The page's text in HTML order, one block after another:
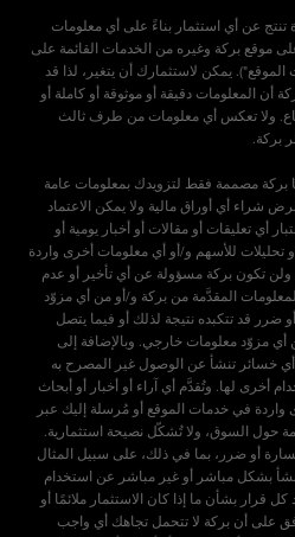
عن أي استثمار بناءً على أي معلومات
موقع بركة وغيره من الخدمات القائمة على
يمكن لاستثمارك أن يتغير، لذا قد
أن المعلومات دقيقة أو موثوقة أو كاملة أو
ولا تعكس أي معلومات من طرف ثالث
بركة مصممة فقط لتزويدك بمعلومات عامة
شراء أي أوراق مالية ولا يمكن الاعتماد
أي تعليقات أو مقالات أو أخبار يومية أو
للأسهم و/أو أي معلومات أخرى واردة
تكون بركة مسؤولة عن أي تأخير أو عدم
المقدَّمة من بركة و/أو من أي مزوّد
قد تتكبده نتيجة لذلك أو فيما يتصل
أي مزوّد معلومات خارجي. وبالإضافة إلى
خسائر تنشأ عن الوصول غير المصرح به
أخرى لها. وتُقدَّم أي آراء أو أخبار أو أبحاث
واردة في خدمات الموقع أو مُرسلة إليك عبر
حول السوق، ولا تُشكّل نصيحة استثمارية.
أو ضرر، بما في ذلك، على سبيل المثال
بشكل مباشر أو غير مباشر عن استخدام
كل قرار بشأن ما إذا كان الاستثمار ملائمًا أو
على أن بركة لا تتحمل تجاهك أي واجب